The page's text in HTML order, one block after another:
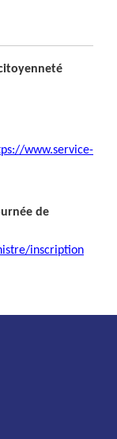
www.service-
de
inscription